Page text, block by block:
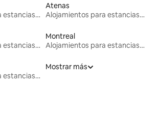
Alojamientos para estancias largas
Atenas
Alojamientos para estancias largas
Alojamientos para estancias largas
Montreal
Alojamientos para estancias largas
Alojamientos para estancias largas
Mostrar más